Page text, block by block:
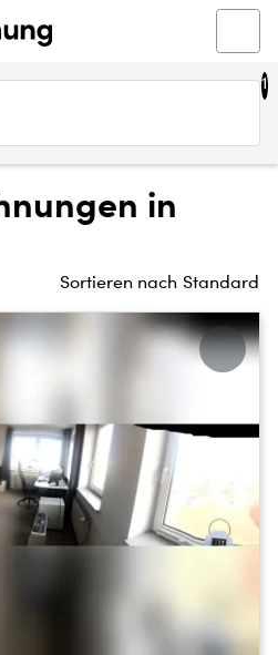
1
in
Sortieren nach Standard